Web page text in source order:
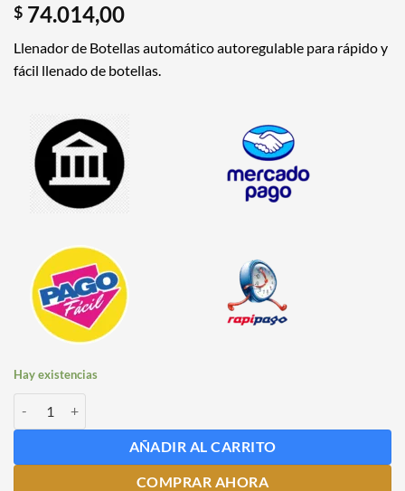
$ 74.014,00
Llenador de Botellasautomático autoregulable para rápido y
fácil llenado de botellas.
Hay existencias
AÑADIR AL CARRITO
COMPRAR AHORA